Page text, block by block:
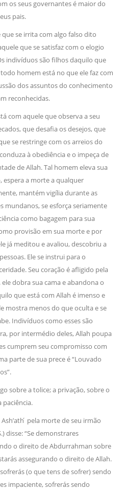
os seus governantes é maior do
pais.
se irrita com algo falso dito
que se satisfaz com o elogio
indivíduos são filhos daquilo que
homem está no que ele faz com
dos assuntos do conhecimento
reconhecidas.
com aquele que observa a seu
que desafia os desejos, que
se restringe com os arreios do
à obediência e o impeça de
de Allah. Tal homem eleva sua
a morte a qualquer
mantém vigília durante as
mundanos, se esforça seriamente
como bagagem para sua
provisão em sua morte e por
já meditou e avaliou, descobriu a
Ele se instrui para o
Seu coração é afligido pela
dobra sua cama e abandona o
que está com Allah é imenso e
mostra menos do que oculta e se
Indivíduos como esses são
por intermédio deles, Allah poupa
cumprem seu compromisso com
parte de sua prece é “Louvado
sobre a tolice; a privação, sobre o
pela morte de seu irmão
disse: “Se demonstrares
o direito de Abdurrahman sobre
assegurando o direito de Allah.
(o que tens de sofrer) sendo
impaciente, sofrerás sendo